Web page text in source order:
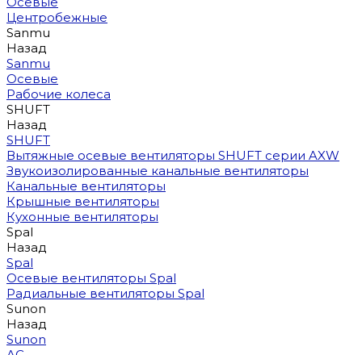
Центробежные
Sanmu
Назад
Sanmu
Осевые
Рабочие колеса
SHUFT
Назад
SHUFT
Вытяжные осевые вентиляторы SHUFT серии AXW
Звукоизолированные канальные вентиляторы
Канальные вентиляторы
Крышные вентиляторы
Кухонные вентиляторы
Spal
Назад
Spal
Осевые вентиляторы Spal
Радиальные вентиляторы Spal
Sunon
Назад
Sunon